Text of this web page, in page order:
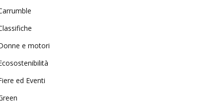
e motori
ed Eventi